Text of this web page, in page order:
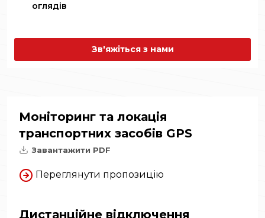
оглядів
Зв'яжіться з нами
Моніторинг та локація
транспортних засобів GPS
Завантажити PDF
Переглянути пропозицію
Дистанційне відключення